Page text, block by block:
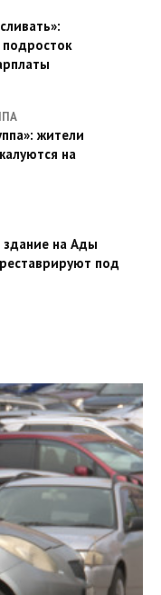
подросток
жители
на
здание на Ады
под